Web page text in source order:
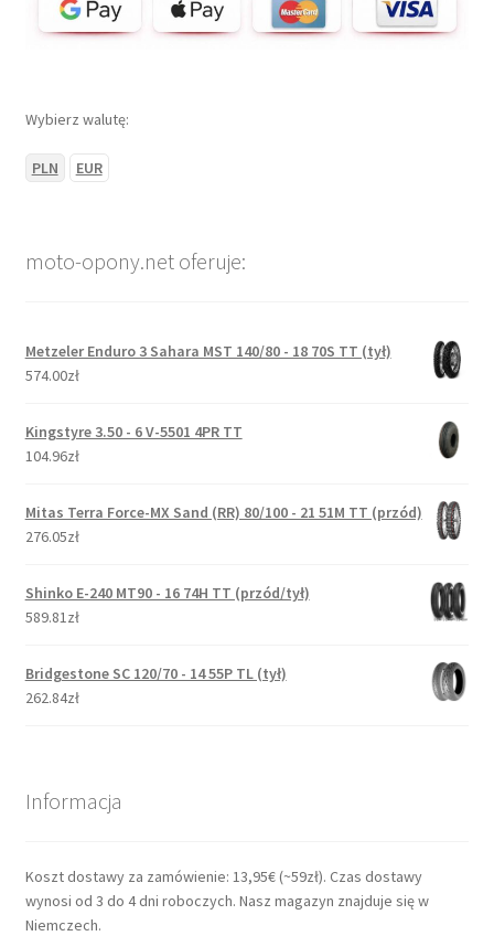
Wybierz walutę:
PLN EUR
moto-opony.net oferuje:
Metzeler Enduro 3 Sahara MST 140/80 - 18 70S TT (tył)
574.00zł
Kingstyre 3.50 - 6 V-5501 4PR TT
104.96zł
Mitas Terra Force-MX Sand (RR) 80/100 - 21 51M TT (przód)
276.05zł
Shinko E-240 MT90 - 16 74H TT (przód/tył)
589.81zł
Bridgestone SC 120/70 - 14 55P TL (tył)
262.84zł
Informacja
Koszt dostawy za zamówienie: 13,95€ (~59zł). Czas dostawy
wynosi od 3 do 4 dni roboczych. Nasz magazyn znajduje się w
Niemczech.